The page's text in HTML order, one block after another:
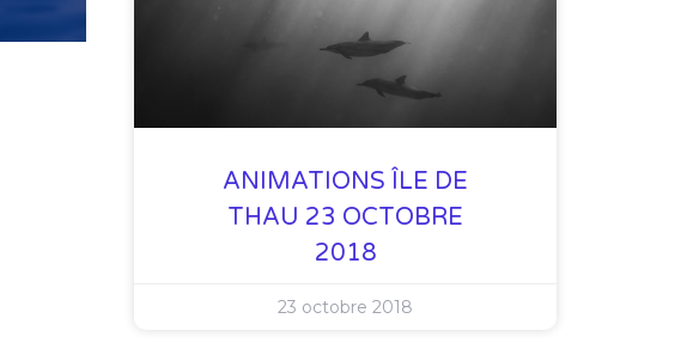
ANIMATIONS ÎLE DE
THAU 23 OCTOBRE
2018
23 octobre 2018